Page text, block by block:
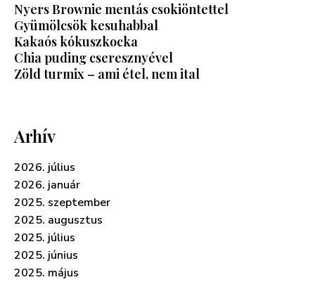
Nyers Brownie mentás csokiöntettel
Gyümölcsök kesuhabbal
Kakaós kókuszkocka
Chia puding cseresznyével
Zöld turmix – ami étel, nem ital
Arhív
2026. július
2026. január
2025. szeptember
2025. augusztus
2025. július
2025. június
2025. május